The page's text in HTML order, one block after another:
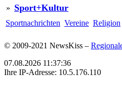
» Sport+Kultur
Sportnachrichten Vereine Religion
© 2009-2021 NewsKiss –
07.08.2026 11:37:36
Ihre IP-Adresse: 10.5.176.110